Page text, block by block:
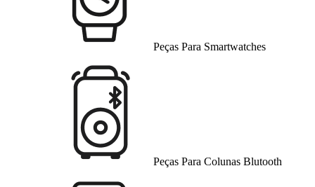
Peças Para Smartwatches
Peças Para Colunas Blutooth